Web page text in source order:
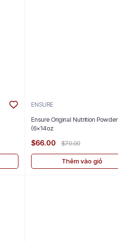
ENSURE
Ensure Original Nutrition Powder
(6x14oz
$66.00 $70.00
Thêm vào giỏ